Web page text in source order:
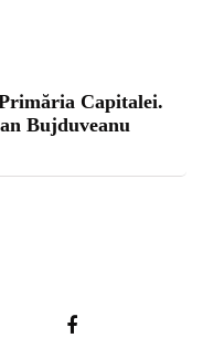
Capitalei.
Bujduveanu